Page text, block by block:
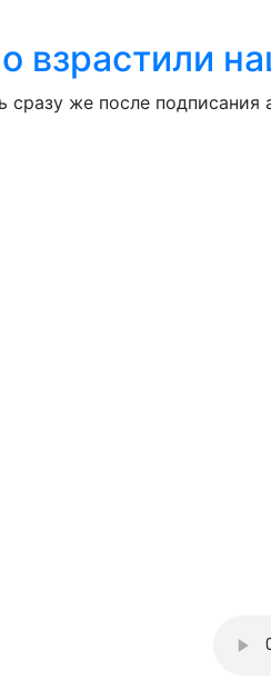
взрастили
сразу же после